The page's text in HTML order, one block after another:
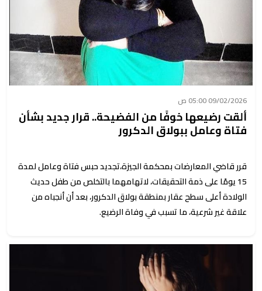
09/02/2026 05:00 ص
ألقت رضيعها خوفًا من الفضيحة.. قرار جديد بشأن
فتاة وعامل ببولاق الدكرور
قرر قاضي المعارضات بمحكمة الجيزة،تجديد حبس فتاة وعامل لمدة
15 يومًا على ذمة التحقيقات، لاتهامهما بالتخلص من طفل حديث
الولادة أعلى سطح عقار بمنطقة بولاق الدكرور، بعد أن أنجباه من
علاقة غير شرعية، ما تسبب في وفاة الرضيع.